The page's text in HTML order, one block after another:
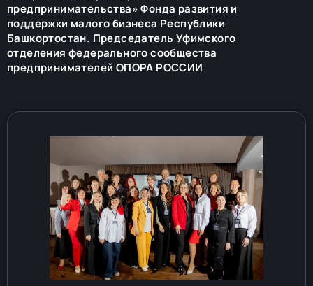
предпринимательства» Фонда развития и
поддержки малого бизнеса Республики
Башкортостан. Председатель Уфимского
отделения федерального сообщества
предпринимателей ОПОРА РОССИИ